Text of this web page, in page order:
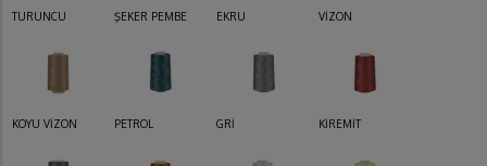
TURUNCU ŞEKER PEMBE EKRU VİZON
KOYU VİZON PETROL GRİ KİREMİT